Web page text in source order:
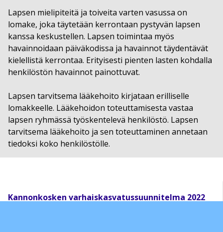
Lapsen mielipiteitä ja toiveita varten vasussa on
lomake, joka täytetään kerrontaan pystyvän lapsen
kanssa keskustellen. Lapsen toimintaa myös
havainnoidaan päiväkodissa ja havainnot täydentävät
kielellistä kerrontaa. Erityisesti pienten lasten kohdalla
henkilöstön havainnot painottuvat.
Lapsen tarvitsema lääkehoito kirjataan erilliselle
lomakkeelle. Lääkehoidon toteuttamisesta vastaa
lapsen ryhmässä työskentelevä henkilöstö. Lapsen
tarvitsema lääkehoito ja sen toteuttaminen annetaan
tiedoksi koko henkilöstölle.
Kannonkosken varhaiskasvatussuunnitelma 2022